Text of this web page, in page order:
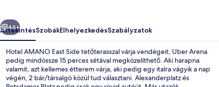
Következő
46+
ÁttekintésSzobákElhelyezkedésSzabályzatok
Hotel AMANO East Side tetőterasszal várja vendégeit, Uber Arena
pedig mindössze 15 perces sétával megközelíthető. Aki harapna
valamit, azt kellemes étterem várja, aki pedig egy italra vágyik a nap
végén, 2 bár/társalgó közül tud választani. Alexanderplatz és